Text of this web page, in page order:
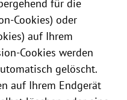
für die
Cookies) oder
auf Ihrem
Cookies werden
gelöscht.
auf Ihrem Endgerät